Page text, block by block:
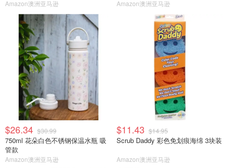
Amazon澳洲亚马逊 Amazon澳洲亚马逊
$26.34 $30.99
750ml 花朵白色不锈钢保温水瓶 吸
管款
Amazon澳洲亚马逊
$11.43 $14.95
Scrub Daddy 彩色免划痕海绵 3块装
Amazon澳洲亚马逊